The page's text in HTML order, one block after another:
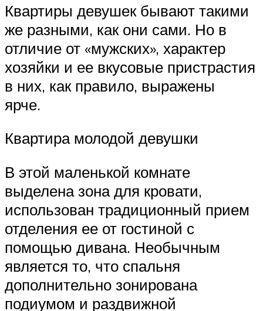
Квартиры девушек бывают такими
же разными, как они сами. Но в
отличие от «мужских», характер
хозяйки и ее вкусовые пристрастия
в них, как правило, выражены
ярче.
Квартира молодой девушки
В этой маленькой комнате
выделена зона для кровати,
использован традиционный прием
отделения ее от гостиной с
помощью дивана. Необычным
является то, что спальня
дополнительно зонирована
подиумом и раздвижной